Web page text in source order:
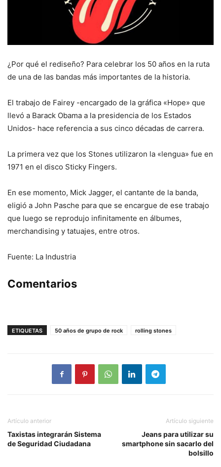
¿Por qué el rediseño? Para celebrar los 50 años en la ruta
de una de las bandas más importantes de la historia.
El trabajo de Fairey -encargado de la gráfica «Hope» que
llevó a Barack Obama a la presidencia de los Estados
Unidos- hace referencia a sus cinco décadas de carrera.
La primera vez que los Stones utilizaron la «lengua» fue en
1971 en el disco Sticky Fingers.
En ese momento, Mick Jagger, el cantante de la banda,
eligió a John Pasche para que se encargue de ese trabajo
que luego se reprodujo infinitamente en álbumes,
merchandising y tatuajes, entre otros.
Fuente: La Industria
Comentarios
ETIQUETAS 50 años de grupo de rock rolling stones
Artículo anterior
Taxistas integrarán Sistema
de Seguridad Ciudadana
Artículo siguiente
Jeans para utilizar su
smartphone sin sacarlo del
bolsillo